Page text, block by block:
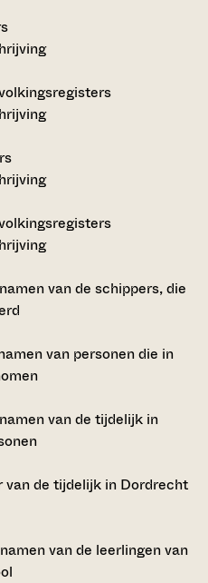
van de schippers, die
van personen die in
van de tijdelijk in
van de tijdelijk in Dordrecht
van de leerlingen van